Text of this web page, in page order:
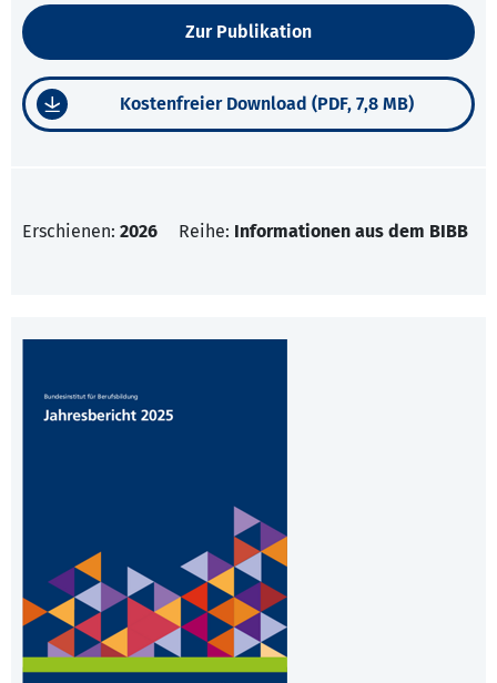
Zur Publikation
Kostenfreier Download (PDF, 7,8 MB)
Erschienen: 2026 Reihe: Informationen aus dem BIBB